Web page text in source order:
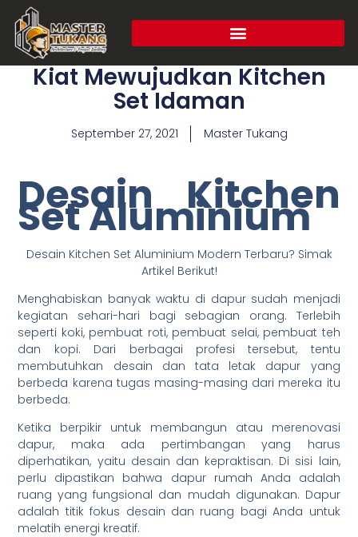
Kiat Mewujudkan Kitchen
Set Idaman
September 27, 2021 Master Tukang
Desain Kitchen
Set Aluminium
Desain Kitchen Set Aluminium Modern Terbaru? Simak
Artikel Berikut!
Menghabiskan banyak waktu di dapur sudah menjadi
kegiatan sehari-hari bagi sebagian orang. Terlebih
seperti koki, pembuat roti, pembuat selai, pembuat teh
dan kopi. Dari berbagai profesi tersebut, tentu
membutuhkan desain dan tata letak dapur yang
berbeda karena tugas masing-masing dari mereka itu
berbeda.
Ketika berpikir untuk membangun atau merenovasi
dapur, maka ada pertimbangan yang harus
diperhatikan, yaitu desain dan kepraktisan. Di sisi lain,
perlu dipastikan bahwa dapur rumah Anda adalah
ruang yang fungsional dan mudah digunakan. Dapur
adalah titik fokus desain dan ruang bagi Anda untuk
melatih energi kreatif.